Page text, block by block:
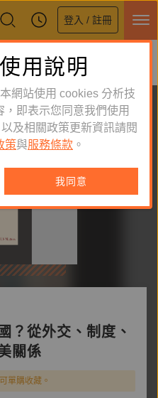
登入 / 註冊
線
？從外交、制度、
關係
單購收藏。
用說明
網站使用 cookies 分析技
即表示您同意我們使用
及相關政策更新資訊請閱
策與服務條款 。
我同意